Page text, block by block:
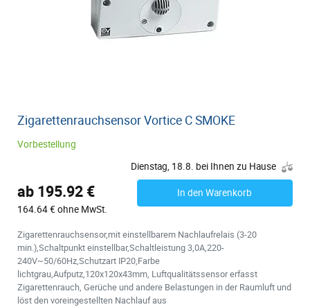
Zigarettenrauchsensor Vortice C SMOKE
Vorbestellung
Dienstag, 18.8. bei Ihnen zu Hause
ab 195.92 €
164.64 € ohne MwSt.
In den Warenkorb
Zigarettenrauchsensor,mit einstellbarem Nachlaufrelais (3-20
min.),Schaltpunkt einstellbar,Schaltleistung 3,0A,220-
240V~50/60Hz,Schutzart IP20,Farbe
lichtgrau,Aufputz,120x120x43mm, Luftqualitätssensor erfasst
Zigarettenrauch, Gerüche und andere Belastungen in der Raumluft und
löst den voreingestellten Nachlauf aus